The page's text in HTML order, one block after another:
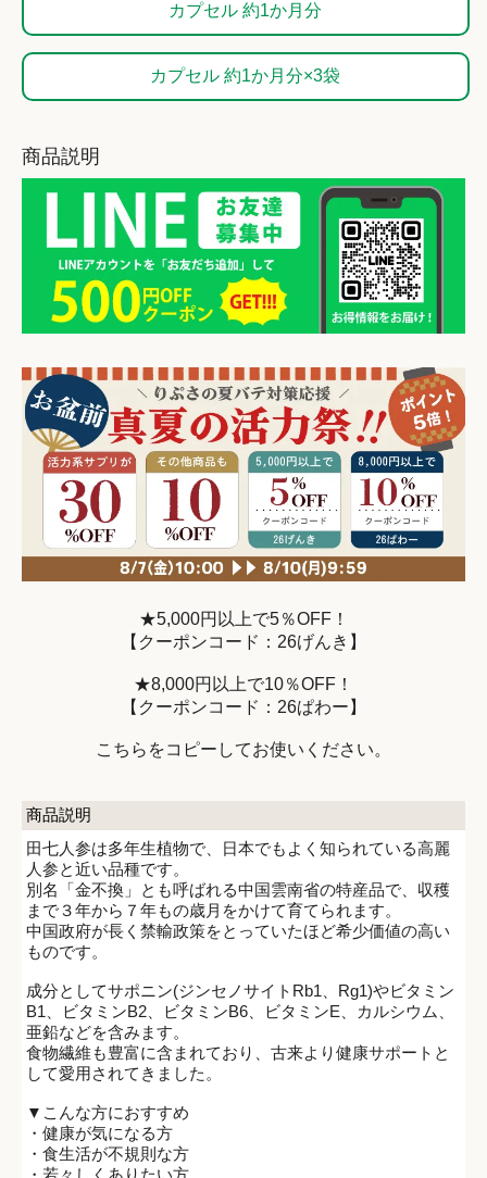
カプセル 約1か月分
カプセル 約1か月分×3袋
商品説明
★5,000円以上で5％OFF！
【クーポンコード：26げんき】
★8,000円以上で10％OFF！
【クーポンコード：26ぱわー】
こちらをコピーしてお使いください。
商品説明
田七人参は多年生植物で、日本でもよく知られている高麗
人参と近い品種です。
別名「金不換」とも呼ばれる中国雲南省の特産品で、収穫
まで３年から７年もの歳月をかけて育てられます。
中国政府が長く禁輸政策をとっていたほど希少価値の高い
ものです。
成分としてサポニン(ジンセノサイトRb1、Rg1)やビタミン
B1、ビタミンB2、ビタミンB6、ビタミンE、カルシウム、
亜鉛などを含みます。
食物繊維も豊富に含まれており、古来より健康サポートと
して愛用されてきました。
▼こんな方におすすめ
・健康が気になる方
・食生活が不規則な方
・若々しくありたい方